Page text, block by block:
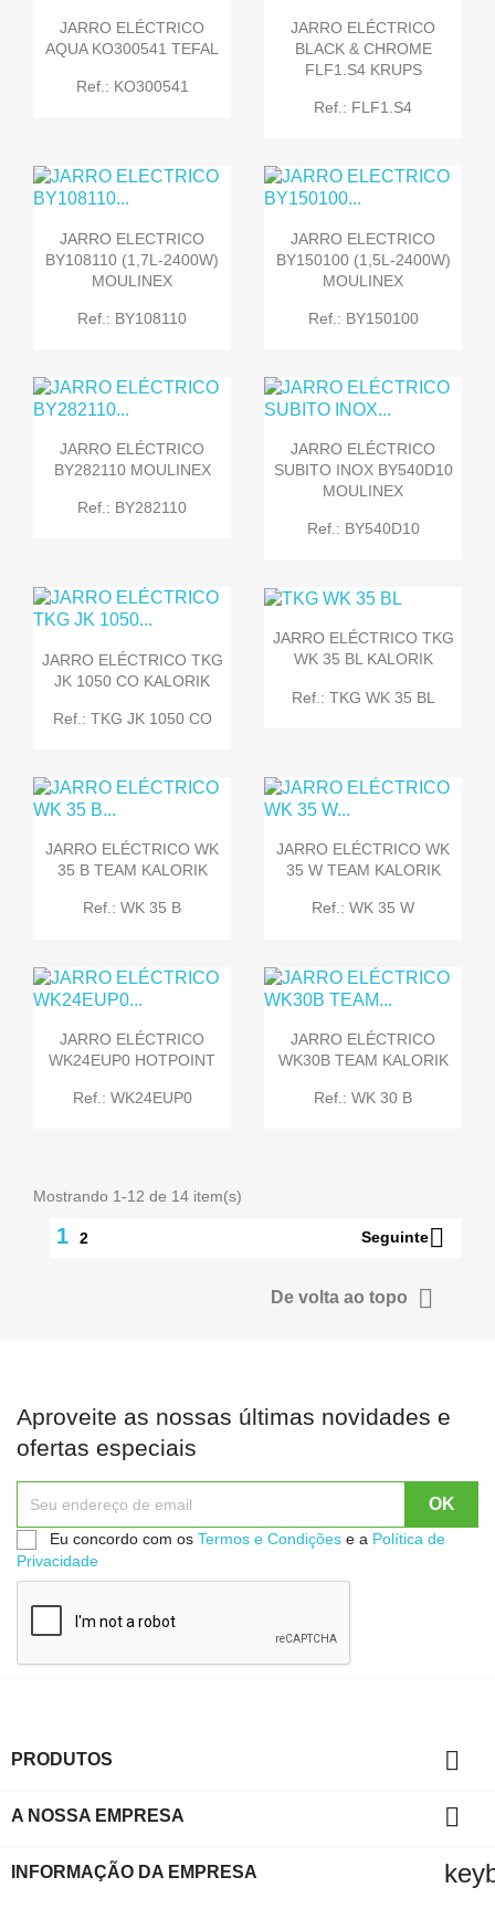
JARRO ELÉCTRICO
AQUA KO300541 TEFAL
Ref.: KO300541
JARRO ELÉCTRICO
BLACK & CHROME
FLF1.S4 KRUPS
Ref.: FLF1.S4
JARRO ELECTRICO
BY108110 (1,7L-2400W)
MOULINEX
Ref.: BY108110
JARRO ELECTRICO
BY150100 (1,5L-2400W)
MOULINEX
Ref.: BY150100
JARRO ELÉCTRICO
BY282110 MOULINEX
Ref.: BY282110
JARRO ELÉCTRICO
SUBITO INOX BY540D10
MOULINEX
Ref.: BY540D10
JARRO ELÉCTRICO TKG
JK 1050 CO KALORIK
Ref.: TKG JK 1050 CO
JARRO ELÉCTRICO TKG
WK 35 BL KALORIK
Ref.: TKG WK 35 BL
JARRO ELÉCTRICO WK
35 B TEAM KALORIK
Ref.: WK 35 B
JARRO ELÉCTRICO WK
35 W TEAM KALORIK
Ref.: WK 35 W
JARRO ELÉCTRICO
WK24EUP0 HOTPOINT
Ref.: WK24EUP0
JARRO ELÉCTRICO
WK30B TEAM KALORIK
Ref.: WK 30 B
Mostrando 1-12 de 14 item(s)
1 2 Seguinte
De volta ao topo 
Aproveite as nossas últimas novidades e
ofertas especiais
Eu concordo com os Termos e Condições e a Política de
Privacidade
PRODUTOS 
A NOSSA EMPRESA 
INFORMAÇÃO DA EMPRESA